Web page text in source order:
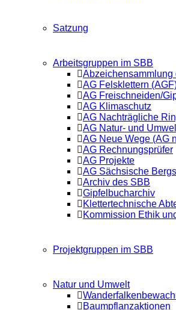
Satzung
Arbeitsgruppen im SBB
Abzeichensammlung
AG Felsklettern
AG Freischneiden/
AG Klimaschutz
AG Nachträgliche
AG Natur- und
AG Neue Wege (AG
AG Rechnungsprüfer
AG Projekte
AG Sächsische
Archiv des SBB
Gipfelbucharchiv
Klettertechnische
Kommission Ethik
Projektgruppen im SBB
Natur und Umwelt
Baumpflanzaktionen